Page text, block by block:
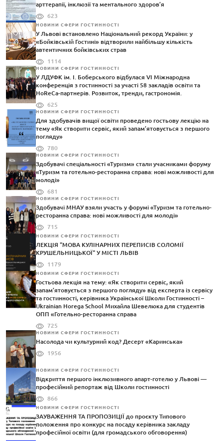
арттерапії, інклюзії та ментального здоров’я
623
НОВИНИ СФЕРИ ГОСТИННОСТІ
У Львові встановлено Національний рекорд України: у
«Бойківській Гостині» відтворили найбільшу кількість
автентичних бойківських страв
1114
НОВИНИ СФЕРИ ГОСТИННОСТІ
У ЛДУФК ім. І. Боберського відбулася VI Міжнародна
конференція з гостинності за участі 58 закладів освіти та
HoReCa-партнерів. Розвиток, тренди, гастрономія.
625
НОВИНИ СФЕРИ ГОСТИННОСТІ
Для здобувачів вищої освіти проведено гостьову лекцію на
тему «Як створити сервіс, який запам’ятовується з першого
погляду»
780
НОВИНИ СФЕРИ ГОСТИННОСТІ
Здобувачі спеціальності «Туризм» стали учасниками форуму
«Туризм та готельно-ресторанна справа: нові можливості для
молоді»
681
НОВИНИ СФЕРИ ГОСТИННОСТІ
Здобувачі МНАУ взяли участь у форумі «Туризм та готельно-
ресторанна справа: нові можливості для молоді»
715
НОВИНИ СФЕРИ ГОСТИННОСТІ
ЛЕКЦІЯ "МОВА КУЛІНАРНИХ ПЕРЕПИСІВ СОЛОМІЇ
КРУШЕЛЬНИЦЬКОЇ" У МІСТІ ЛЬВІВ
1179
НОВИНИ СФЕРИ ГОСТИННОСТІ
Гостьова лекція на тему: «Як створити сервіс, який
запам’ятовується з першого погляду» від експерта із сервісу
та гостинності, керівника Української Школи Гостинності –
Ukrainian Horega School Михайла Шевелюка для студентів
ОПП «Готельно-ресторанна справа
725
НОВИНИ СФЕРИ ГОСТИННОСТІ
Насолода чи культурний код? Десерт «Каринська»
1956
НОВИНИ СФЕРИ ГОСТИННОСТІ
Відкриття першого інклюзивного апарт-готелю у Львові —
професійний репортаж від Школи гостинності
866
НОВИНИ СФЕРИ ГОСТИННОСТІ
ЗАУВАЖЕННЯ ТА ПРОПОЗИЦІЇ до проєкту Типового
положення про конкурс на посаду керівника закладу
професійної освіти (для громадського обговорення)